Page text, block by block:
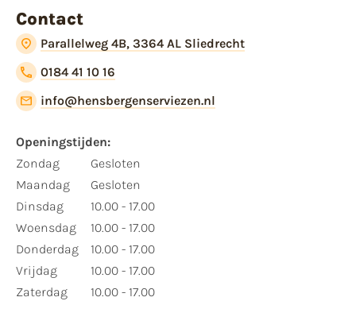
Contact
Parallelweg 4B, 3364 AL Sliedrecht
0184 41 10 16
info@hensbergenserviezen.nl
Openingstijden:
Zondag
Maandag
Dinsdag
Woensdag
Donderdag
Vrijdag
Zaterdag
Gesloten
Gesloten
10.00 - 17.00
10.00 - 17.00
10.00 - 17.00
10.00 - 17.00
10.00 - 17.00